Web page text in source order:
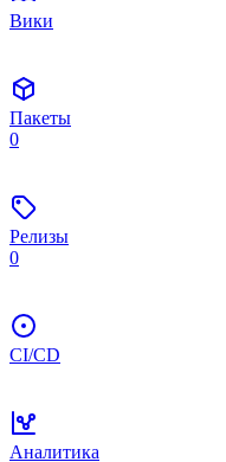
Вики
Пакеты
0
Релизы
0
CI/CD
Аналитика